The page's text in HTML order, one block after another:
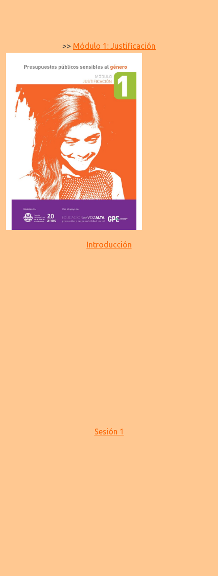
>> Módulo 1: Justificación
Introducción
Sesión 1